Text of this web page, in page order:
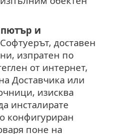
и
доставен
изпратен по
от интернет,
Доставчика или
изисква
инсталирате
конфигуриран
поне на